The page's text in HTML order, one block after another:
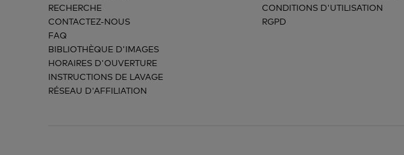
RECHERCHE
CONTACTEZ-NOUS
FAQ
BIBLIOTHÈQUE D'IMAGES
HORAIRES D'OUVERTURE
INSTRUCTIONS DE LAVAGE
RÉSEAU D'AFFILIATION
CONDITIONS D'UTILISATION
RGPD